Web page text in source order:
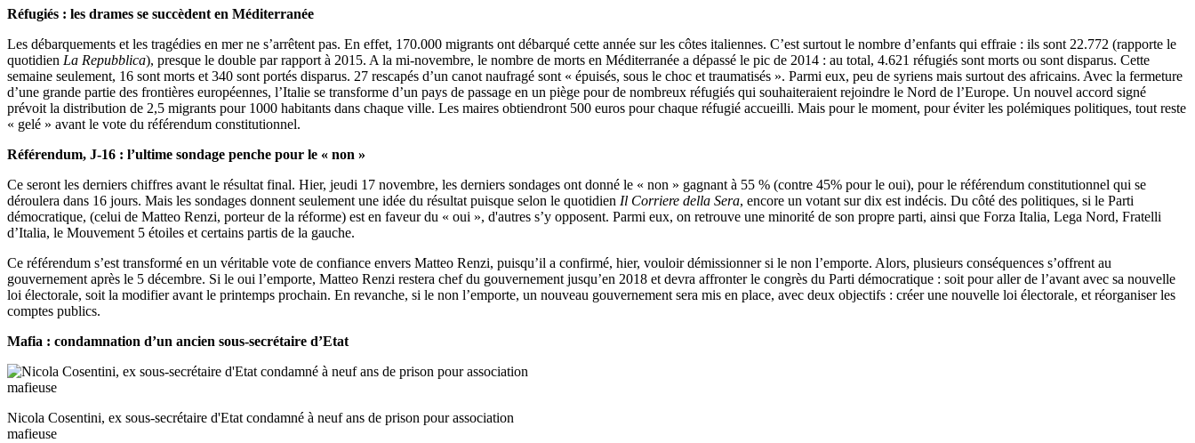
Réfugiés : les drames se succèdent en Méditerranée
Les débarquements et les tragédies en mer ne s’arrêtent pas. En effet, 170.000 migrants ont débarqué cette année sur les côtes italiennes. C’est surtout le nombre d’enfants qui effraie : ils sont 22.772 (rapporte le
quotidien La Repubblica), presque le double par rapport à 2015. A la mi-novembre, le nombre de morts en Méditerranée a dépassé le pic de 2014 : au total, 4.621 réfugiés sont morts ou sont disparus. Cette
semaine seulement, 16 sont morts et 340 sont portés disparus. 27 rescapés d’un canot naufragé sont « épuisés, sous le choc et traumatisés ». Parmi eux, peu de syriens mais surtout des africains. Avec la fermeture
d’une grande partie des frontières européennes, l’Italie se transforme d’un pays de passage en un piège pour de nombreux réfugiés qui souhaiteraient rejoindre le Nord de l’Europe. Un nouvel accord signé
prévoit la distribution de 2,5 migrants pour 1000 habitants dans chaque ville. Les maires obtiendront 500 euros pour chaque réfugié accueilli. Mais pour le moment, pour éviter les polémiques politiques, tout reste
« gelé » avant le vote du référendum constitutionnel.
Référendum, J-16 : l’ultime sondage penche pour le « non »
Ce seront les derniers chiffres avant le résultat final. Hier, jeudi 17 novembre, les derniers sondages ont donné le « non » gagnant à 55 % (contre 45% pour le oui), pour le référendum constitutionnel qui se
déroulera dans 16 jours. Mais les sondages donnent seulement une idée du résultat puisque selon le quotidien Il Corriere della Sera, encore un votant sur dix est indécis. Du côté des politiques, si le Parti
démocratique, (celui de Matteo Renzi, porteur de la réforme) est en faveur du « oui », d'autres s’y opposent. Parmi eux, on retrouve une minorité de son propre parti, ainsi que Forza Italia, Lega Nord, Fratelli
d’Italia, le Mouvement 5 étoiles et certains partis de la gauche.
Ce référendum s’est transformé en un véritable vote de confiance envers Matteo Renzi, puisqu’il a confirmé, hier, vouloir démissionner si le non l’emporte. Alors, plusieurs conséquences s’offrent au
gouvernement après le 5 décembre. Si le oui l’emporte, Matteo Renzi restera chef du gouvernement jusqu’en 2018 et devra affronter le congrès du Parti démocratique : soit pour aller de l’avant avec sa nouvelle
loi électorale, soit la modifier avant le printemps prochain. En revanche, si le non l’emporte, un nouveau gouvernement sera mis en place, avec deux objectifs : créer une nouvelle loi électorale, et réorganiser les
comptes publics.
Mafia : condamnation d’un ancien sous-secrétaire d’Etat
Nicola Cosentini, ex sous-secrétaire d'Etat condamné à neuf ans de prison pour association
mafieuse